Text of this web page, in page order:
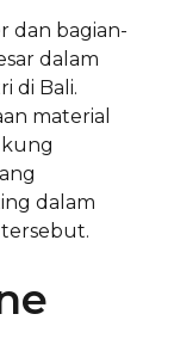
dan bagian-
dalam
di Bali.
material
dalam